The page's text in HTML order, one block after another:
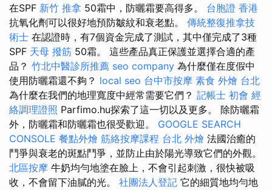
在SPF 新竹 推拿 50霜中，防曬霜要高得多。 台胞證 香港
抗氧化劑可以很好地預防皺紋和衰老點。 傳統整復推拿技
術士 在認證時，有7個資金完成了測試，其中僅完成了3種
SPF 天母 撥筋 50霜。 這些產品真正保護並選擇合適的產
品？ 竹北中醫診所推薦 seo company 為什麼僅在度假中
使用防曬霜還不夠？ local seo 台中市按摩 素食 外燴 台北
為什麼在我們的地理寬度中經常需要它們？ 記帳士 初會 經
絡調理證照 Parfimo.hu探索了這一切以及更多。 除防曬霜
外，防曬霜和防曬霜也很受歡迎。 GOOGLE SEARCH
CONSOLE 餐點外燴 筋絡按摩課程 台北 外燴 法國治癒的
鬥爭與衰老的斑點鬥爭，並防止由於陽光導致它們的外觀。
北區按摩 牛奶均勻地塗在臉上，不會引起刺激，很快被吸
收，不會留下油膩的光。 社團法人登記 它的細質地均勻地